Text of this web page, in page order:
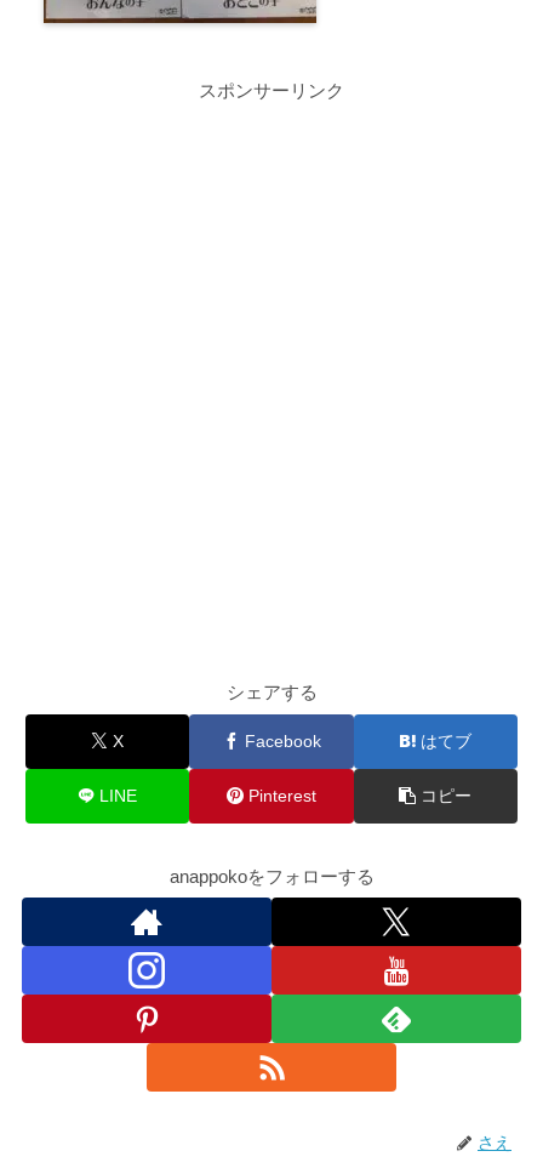
スポンサーリンク
シェアする
X Facebook はてブ
LINE Pinterest コピー
anappokoをフォローする
さえ